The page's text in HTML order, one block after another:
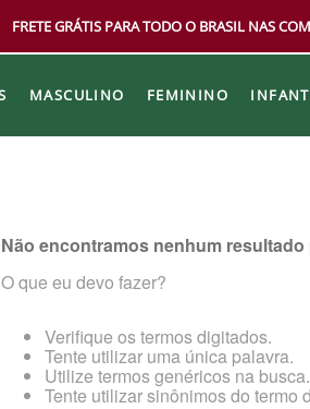
FRETE GRÁTIS PARA TODO O BRASIL NAS
MASCULINO FEMININO
Não encontramos nenhum resultado
O que eu devo fazer?
Verifique os termos digitados.
Tente utilizar uma única palavra.
Utilize termos genéricos na busca.
Tente utilizar sinônimos do termo